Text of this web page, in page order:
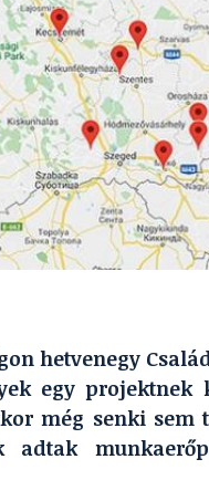
hetvenegy
egy projektnek
még senki
adtak